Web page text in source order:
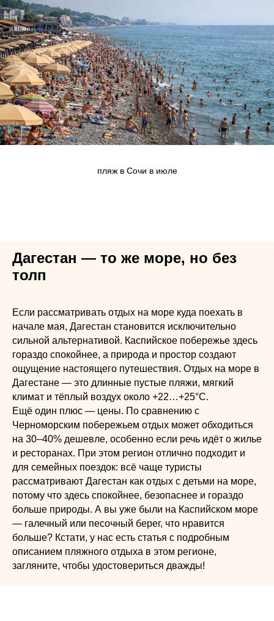
пляж в Сочи в июле
Дагестан — то же море, но без
толп
Если рассматривать отдых на море куда поехать в
начале мая, Дагестан становится исключительно
сильной альтернативой. Каспийское побережье здесь
гораздо спокойнее, а природа и простор создают
ощущение настоящего путешествия. Отдых на море в
Дагестане — это длинные пустые пляжи, мягкий
климат и тёплый воздух около +22…+25°C.
Ещё один плюс — цены. По сравнению с
Черноморским побережьем отдых может обходиться
на 30–40% дешевле, особенно если речь идёт о жилье
и ресторанах. При этом регион отлично подходит и
для семейных поездок: всё чаще туристы
рассматривают Дагестан как отдых с детьми на море,
потому что здесь спокойнее, безопаснее и гораздо
больше природы. А вы уже были на Каспийском море
— галечный или песочный берег, что нравится
больше? Кстати, у нас есть статья с подробным
описанием пляжного отдыха в этом регионе,
загляните, чтобы удостовериться дважды!